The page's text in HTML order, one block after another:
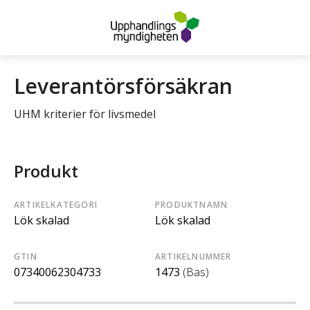
Leverantörsförsäkran
UHM kriterier för livsmedel
Produkt
ARTIKELKATEGORI
Lök skalad
PRODUKTNAMN
Lök skalad
GTIN
07340062304733
ARTIKELNUMMER
1473 (Bas)